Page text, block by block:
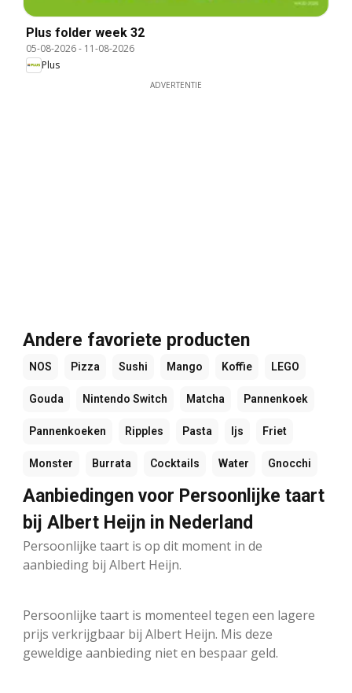
Plus folder week 32
05-08-2026- 11-08-2026
Plus
ADVERTENTIE
Andere favoriete producten
NOS Pizza Sushi Mango Koffie LEGO
Gouda Nintendo Switch Matcha Pannenkoek
Pannenkoeken Ripples Pasta Ijs Friet
Monster Burrata Cocktails Water Gnocchi
Aanbiedingen voor Persoonlijke taart
bij Albert Heijn in Nederland
Persoonlijke taart is op dit moment in de
aanbieding bij Albert Heijn.
Persoonlijke taart is momenteel tegen een lagere
prijs verkrijgbaar bij Albert Heijn. Mis deze
geweldige aanbieding niet en bespaar geld.